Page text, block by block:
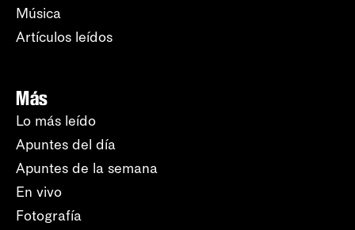
Música
Artículos leídos
Más
Lo más leído
Apuntes del día
Apuntes de la semana
En vivo
Fotografía